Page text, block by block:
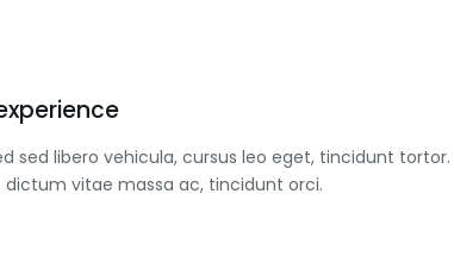
sed libero vehicula, cursus leo eget, tincidunt tortor.
dictum vitae massa ac, tincidunt orci.